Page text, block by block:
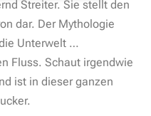
Streiter. Sie stellt den
dar. Der Mythologie
Unterwelt …
Fluss. Schaut irgendwie
ist in dieser ganzen